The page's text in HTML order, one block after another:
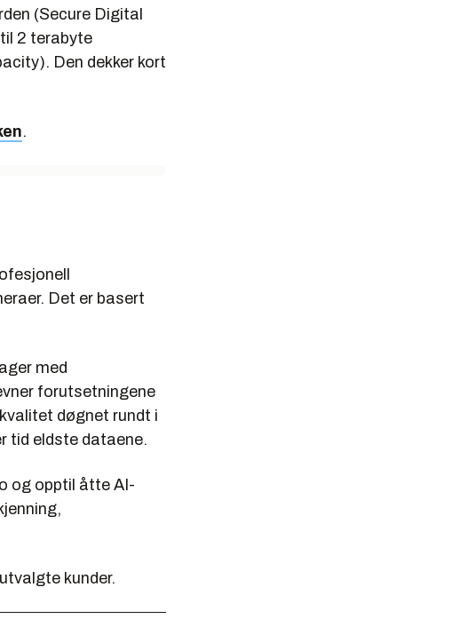
(Secure Digital
2 terabyte
Den dekker kort
.
Det er basert
med
forutsetningene
døgnet rundt i
tid eldste dataene.
og opptil åtte AI-
kunder.